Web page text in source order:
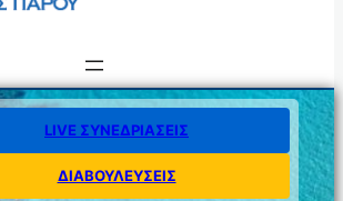
LIVE ΣΥΝΕΔΡΙΑΣΕΙΣ
ΔΙΑΒΟΥΛΕΥΣΕΙΣ